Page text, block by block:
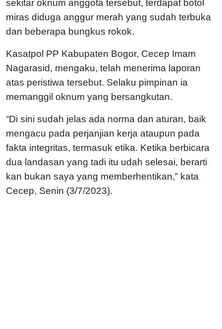
sekitar oknum anggota tersebut, terdapat botol
miras diduga anggur merah yang sudah terbuka
dan beberapa bungkus rokok.
Kasatpol PP Kabupaten Bogor, Cecep Imam
Nagarasid, mengaku, telah menerima laporan
atas peristiwa tersebut. Selaku pimpinan ia
memanggil oknum yang bersangkutan.
“Di sini sudah jelas ada norma dan aturan, baik
mengacu pada perjanjian kerja ataupun pada
fakta integritas, termasuk etika. Ketika berbicara
dua landasan yang tadi itu udah selesai, berarti
kan bukan saya yang memberhentikan,” kata
Cecep, Senin (3/7/2023).